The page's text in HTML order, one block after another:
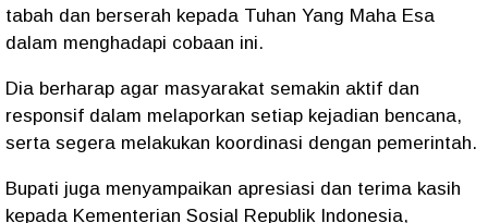
tabah dan berserah kepada Tuhan Yang Maha Esa
dalam menghadapi cobaan ini.
Dia berharap agar masyarakat semakin aktif dan
responsif dalam melaporkan setiap kejadian bencana,
serta segera melakukan koordinasi dengan pemerintah.
Bupati juga menyampaikan apresiasi dan terima kasih
kepada Kementerian Sosial Republik Indonesia,